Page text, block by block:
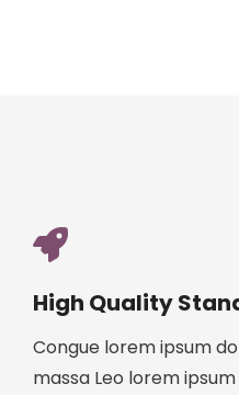
High Quality
Congue lorem ipsum
massa Leo lorem